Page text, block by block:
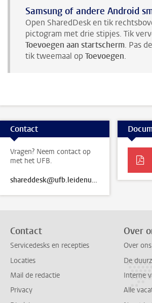
Samsung of andere Android
Open SharedDesk en tik
pictogram met drie stipjes. Tik
Toevoegen aan startscherm. Pas
tik tweemaal opToevoegen.
Contact
Vragen? Neem contact op
met het UFB.
shareddesk@ufb.leidenuniv.nl
Contact
Servicedesks en recepties
Locaties
Mail de redactie
Privacy
Over
Over ons
De
Interne
Alle